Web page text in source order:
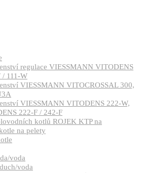
regulace VIESSMANN VITODENS
/ 111-W
VIESSMANN VITOCROSSAL 300,
VIESSMANN VITODENS 222-W,
222-F / 242-F
kotlů ROJEK KTP na
na pelety
voda
voda